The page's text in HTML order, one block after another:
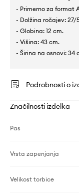
- Primerno za format
- Dolžina ročajev: 27/
- Globina: 12 cm.
- Višina: 43 cm.
- Širina na osnovi: 34
Podrobnosti o
Značilnosti izdelka
Pas
Vrsta zapenjanja
Velikost torbice